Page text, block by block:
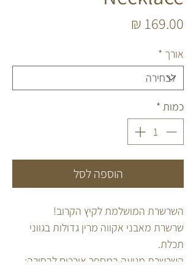
אורך *
כמות *
הוספה לסל
השרשרת המושלמת לקיץ הקרוב!
שרשרת מאבני אקווה מרין גדולות בגווני
תכלת.
השרשרת מגיעה במספר אורכים לבחירה: